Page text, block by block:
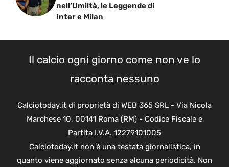
nell’Umiltà, le Leggende di
Inter e Milan
Il calcio ogni giorno come non ve lo
racconta nessuno
Calciotoday.it di proprietà di WEB 365 SRL - Via Nicola
Marchese 10, 00141 Roma (RM) - Codice Fiscale e
Partita I.V.A. 12279101005
Calciotoday.it non è una testata giornalistica, in
quanto viene aggiornato senza alcuna periodicità. Non